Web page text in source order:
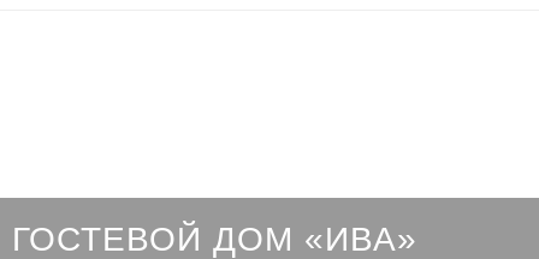
ГОСТЕВОЙ ДОМ «ИВА»